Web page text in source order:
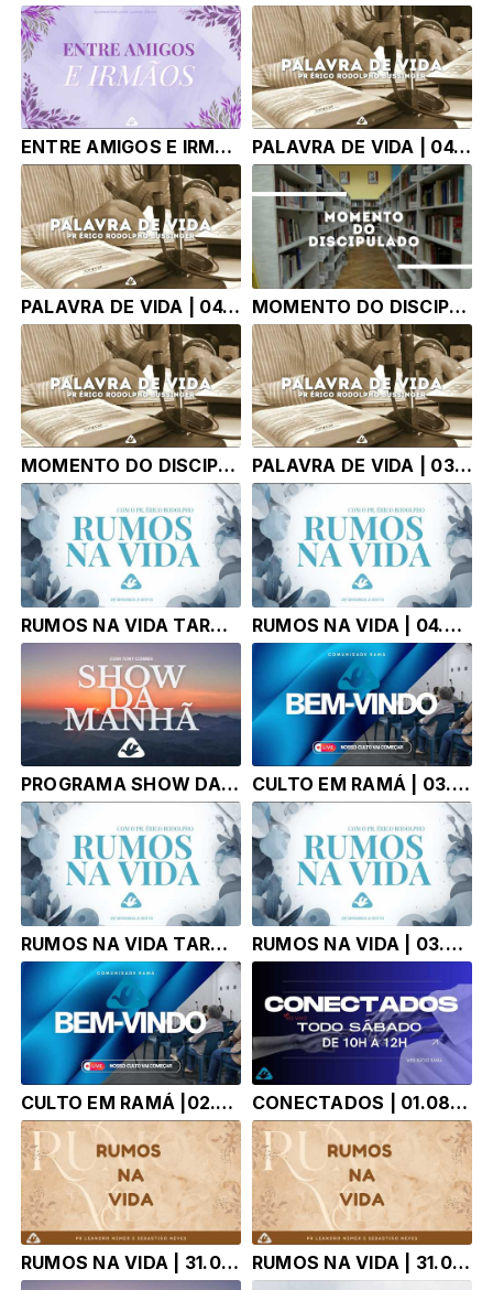
ENTRE AMIGOS E IRMÃOS | 04.08.26 | LUANNA GARCIA PALAVRA DE VIDA | 04.08.26 |
PALAVRA DE VIDA | 04.08.26 | MOMENTO DO DISCIPULADO | 04.08.26 |
MOMENTO DO DISCIPULADO | 03.08.26 | PALAVRA DE VIDA | 03.08.26 |
RUMOS NA VIDA TARDE | 04.08.26 | Pr. Érico Rodolpho Bussinger RUMOS NA VIDA | 04.08.26 | Pr. Érico Rodolpho Bussinger
PROGRAMA SHOW DA MANHÃ - TONY CORRÊA | 04.08.26 CULTO EM RAMÁ | 03.08.26 | Pr. Érico Rodolpho Bussinger
RUMOS NA VIDA TARDE | 03.08.26 | Pr. Érico Rodolpho Bussinger RUMOS NA VIDA | 03.08.26 | Pr. Érico Rodolpho Bussinger
CULTO EM RAMÁ |02.08.26 | Pr. ÉRICO RODOLPHO BUSSINGER CONECTADOS | 01.08.26 | TONY CORREA
RUMOS NA VIDA | 31.07.26 | Pr Leandro Nemer RUMOS NA VIDA | 31.07.26 | Pr Leandro Nemer